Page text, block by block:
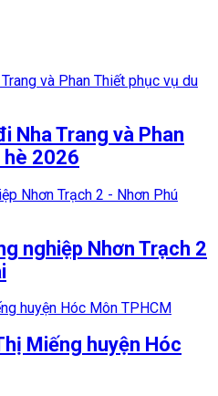
Nha Trang và Phan
hè 2026
nghiệp Nhơn Trạch 2
Miếng huyện Hóc